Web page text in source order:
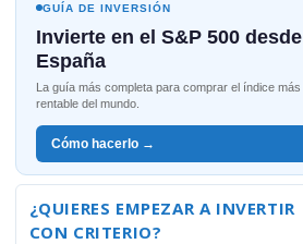
GUÍA DE INVERSIÓN
Invierte en el S&P 500 desde
España
La guía más completa para comprar el índice más
rentable del mundo.
Cómo hacerlo →
¿QUIERES EMPEZAR A INVERTIR
CON CRITERIO?